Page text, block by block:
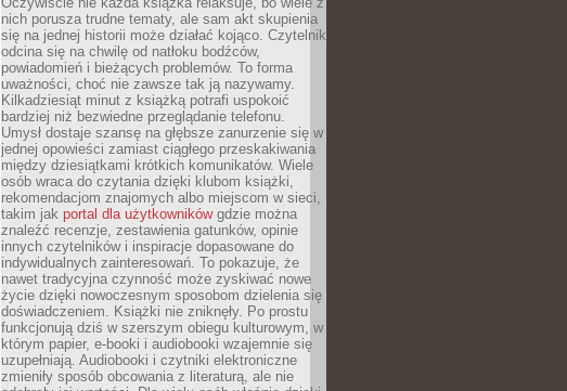
nich porusza trudne tematy, ale sam akt skupienia
się na jednej historii może działać kojąco. Czytelnik
odcina się na chwilę od natłoku bodźców,
powiadomień i bieżących problemów. To forma
uważności, choć nie zawsze tak ją nazywamy.
Kilkadziesiąt minut z książką potrafi uspokoić
bardziej niż bezwiedne przeglądanie telefonu.
Umysł dostaje szansę na głębsze zanurzenie się w
jednej opowieści zamiast ciągłego przeskakiwania
między dziesiątkami krótkich komunikatów. Wiele
osób wraca do czytania dzięki klubom książki,
rekomendacjom znajomych albo miejscom w sieci,
takim jak portal dla użytkownikówgdzie można
znaleźć recenzje, zestawienia gatunków, opinie
innych czytelników i inspiracje dopasowane do
indywidualnych zainteresowań. To pokazuje, że
nawet tradycyjna czynność może zyskiwać nowe
życie dzięki nowoczesnym sposobom dzielenia się
doświadczeniem. Książki nie zniknęły. Po prostu
funkcjonują dziś w szerszym obiegu kulturowym, w
którym papier, e-booki i audiobooki wzajemnie się
uzupełniają. Audiobooki i czytniki elektroniczne
zmieniły sposób obcowania z literaturą, ale nie